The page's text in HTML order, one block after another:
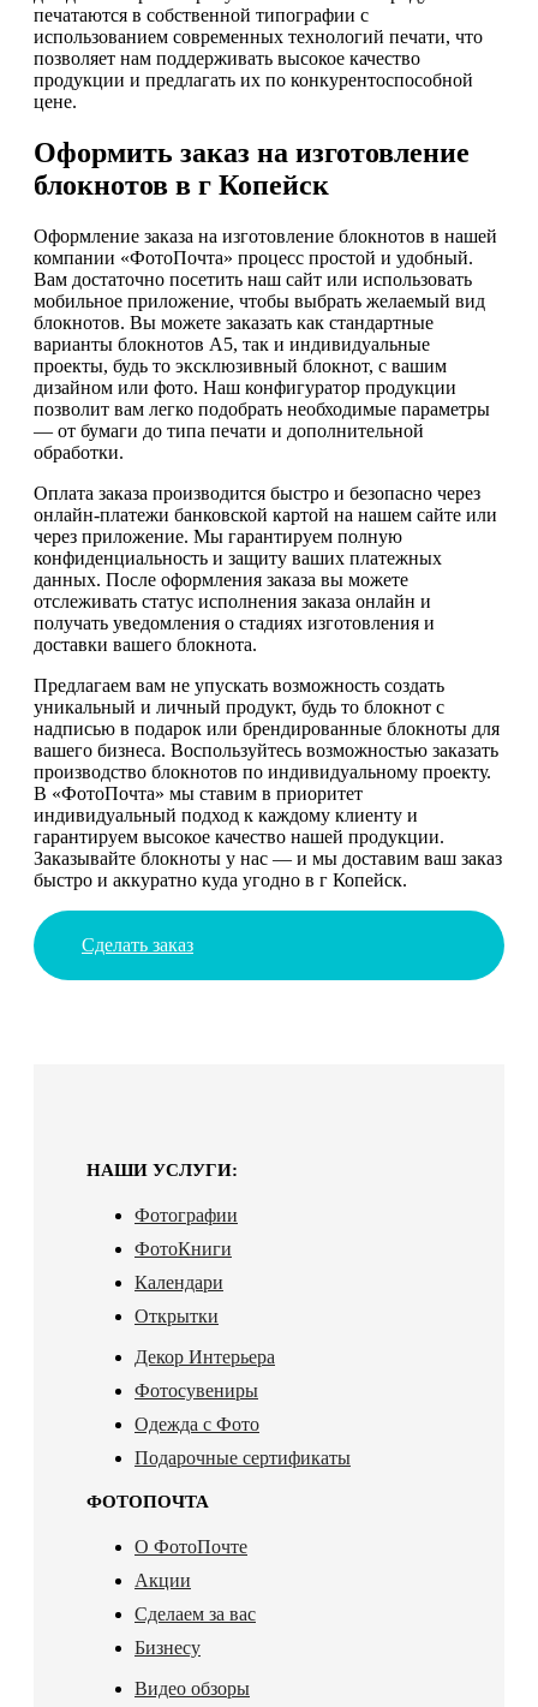
печатаются в собственной типографии с
использованием современных технологий печати, что
позволяет нам поддерживать высокое качество
продукции и предлагать их по конкурентоспособной
цене.
Оформить заказ на изготовление
блокнотов в г Копейск
Оформление заказа на изготовление блокнотов в нашей
компании «ФотоПочта» процесс простой и удобный.
Вам достаточно посетить наш сайт или использовать
мобильное приложение, чтобы выбрать желаемый вид
блокнотов. Вы можете заказать как стандартные
варианты блокнотов А5, так и индивидуальные
проекты, будь то эксклюзивный блокнот, с вашим
дизайном или фото. Наш конфигуратор продукции
позволит вам легко подобрать необходимые параметры
— от бумаги до типа печати и дополнительной
обработки.
Оплата заказа производится быстро и безопасно через
онлайн-платежи банковской картой на нашем сайте или
через приложение. Мы гарантируем полную
конфиденциальность и защиту ваших платежных
данных. После оформления заказа вы можете
отслеживать статус исполнения заказа онлайн и
получать уведомления о стадиях изготовления и
доставки вашего блокнота.
Предлагаем вам не упускать возможность создать
уникальный и личный продукт, будь то блокнот с
надписью в подарок или брендированные блокноты для
вашего бизнеса. Воспользуйтесь возможностью заказать
производство блокнотов по индивидуальному проекту.
В «ФотоПочта» мы ставим в приоритет
индивидуальный подход к каждому клиенту и
гарантируем высокое качество нашей продукции.
Заказывайте блокноты у нас — и мы доставим ваш заказ
быстро и аккуратно куда угодно в г Копейск.
Сделать заказ
НАШИ УСЛУГИ:
Фотографии
ФотоКниги
Календари
Открытки
Декор Интерьера
Фотосувениры
Одежда с Фото
Подарочные сертификаты
ФОТОПОЧТА
О ФотоПочте
Акции
Сделаем за вас
Бизнесу
Видео обзоры